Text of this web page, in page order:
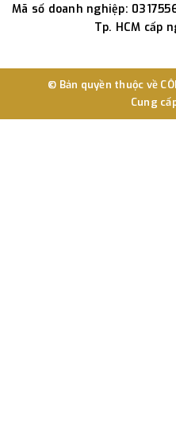
Mã số doanh nghiệp:
Tp. HCM cấp
© Bản quyền thuộc về
Cung